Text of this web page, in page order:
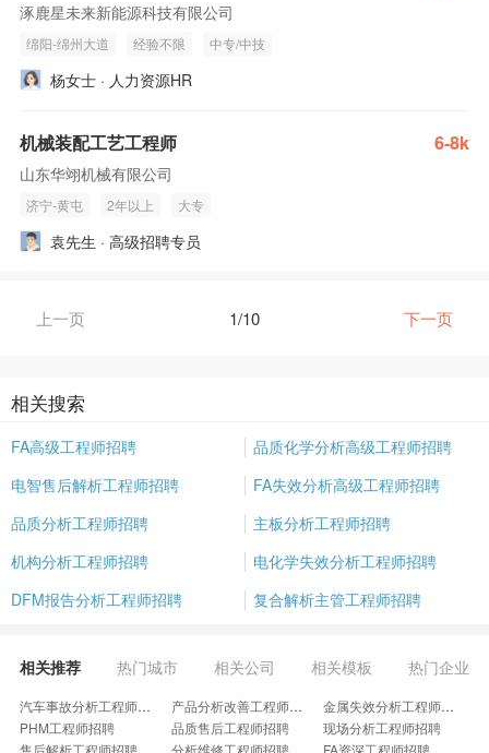
涿鹿星未来新能源科技有限公司
绵阳-绵州大道 经验不限 中专/中技
杨女士 · 人力资源HR
机械装配工艺工程师 6-8k
山东华翊机械有限公司
济宁-黄屯 2年以上 大专
袁先生 · 高级招聘专员
上一页 1/10 下一页
相关搜索
FA高级工程师招聘
品质化学分析高级工程师招聘
电智售后解析工程师招聘
FA失效分析高级工程师招聘
品质分析工程师招聘
主板分析工程师招聘
机构分析工程师招聘
电化学失效分析工程师招聘
DFM报告分析工程师招聘
复合解析主管工程师招聘
相关推荐 热门城市 相关公司 相关模板 热门企业
汽车事故分析工程师招聘 产品分析改善工程师招聘
金属失效分析工程师招聘
PHM工程师招聘
品质售后工程师招聘
现场分析工程师招聘
售后解析工程师招聘
分析维修工程师招聘 FA资深工程师招聘